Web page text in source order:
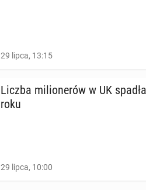
29 lipca, 13:15
Liczba mi­lio­ne­rów w UK
roku
29 lipca, 10:00